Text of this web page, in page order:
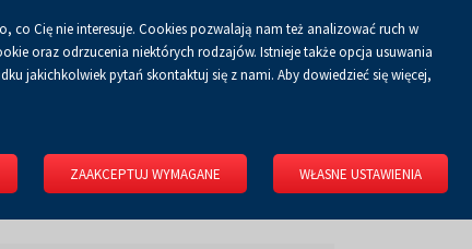
prywatności ZALOGUJ SIĘ 0.00 zł Koszyk
co Cię nie interesuje. Cookies pozwalają nam też analizować ruch w
oraz odrzucenia niektórych rodzajów. Istnieje także opcja usuwania
jakichkolwiek pytań skontaktuj się z nami. Aby dowiedzieć się więcej,
ZAAKCEPTUJ WYMAGANE WŁASNE USTAWIENIA